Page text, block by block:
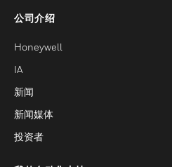
公司介绍
Honeywell
IA
新闻
新闻媒体
投资者